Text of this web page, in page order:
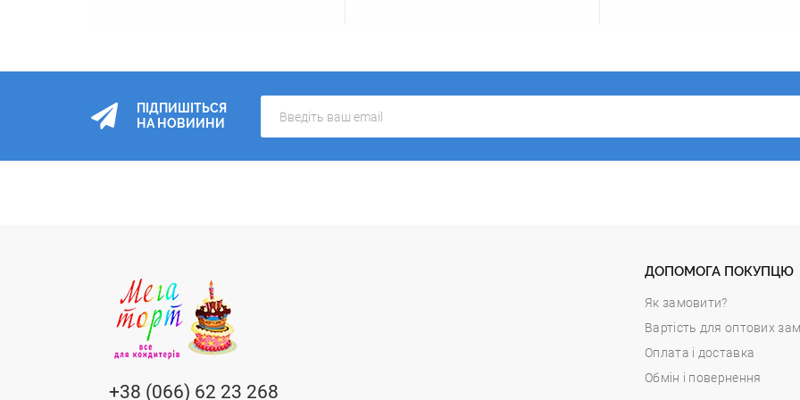
ПІДПИШІТЬСЯ
НА НОВИИНИ
+38 (066) 62 23 268
ДОПОМОГА ПОКУПЦЮ
Як замовити?
Вартість для оптових
Оплата і доставка
Обмін і повернення